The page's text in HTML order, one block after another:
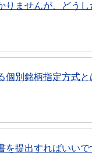
りませんが、どうし
個別銘柄指定方式
を提出すればいいで